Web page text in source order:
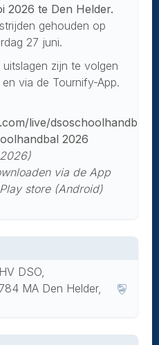
2026 te Den Helder.
gehouden op
27 juni.
zijn te volgen
via de Tournify-App.
live/
2026
via de App
store (Android)
DSO,
MA Den Helder,